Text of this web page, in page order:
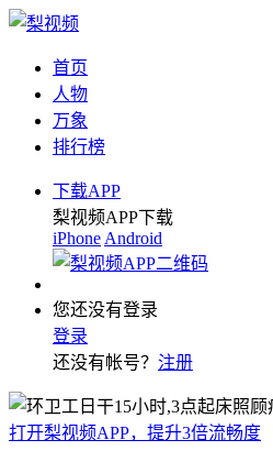
首页
人物
万象
排行榜
下载APP
梨视频APP下载
iPhone Android
您还没有登录
登录
还没有帐号？ 注册
打开梨视频APP，提升3倍流畅度